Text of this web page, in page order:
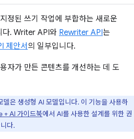
정된 쓰기 작업에 부합하는 새로운
다. Writer API와 Rewriter API는
제안서 의 일부입니다.
자가 만든 콘텐츠를 개선하는 데 도
델은 생성형 AI 모델입니다. 이 기능을 사용하
+ AI 가이드북에서 AI를 사용한 설계를 위한 권
다.